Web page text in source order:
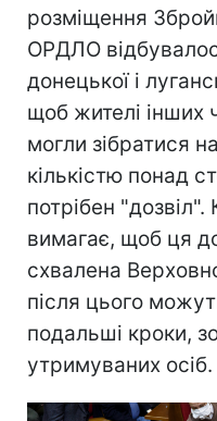
розміщення
ОРДЛО
донецької і
щоб жителі інших
могли зібратися
кількістю понад
потрібен "дозвіл".
вимагає, щоб ця
схвалена
після цього
подальші кроки,
утримуваних осіб.